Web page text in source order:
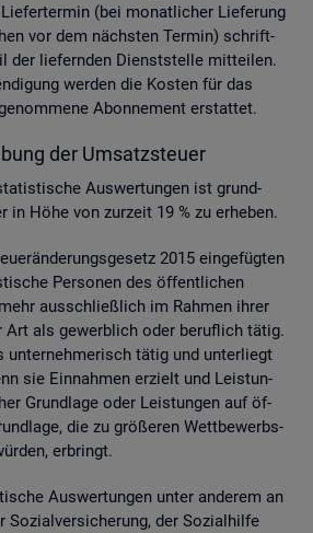
(bei mo­nat­li­cher Lie­fe­rung
vor dem nächs­ten Ter­min) schrift­
der lie­fern­den Dienst­stel­le mit­tei­len.
wer­den die Kos­ten für das
Abon­ne­ment er­stat­tet.
der Um­satz­steu­er
Aus­wer­tun­gen ist grund­
in Höhe von zur­zeit 19 % zu er­he­ben.
2015 ein­ge­füg­ten
Per­so­nen des öf­fent­li­chen
aus­schlie­ß­lich im Rah­men ihrer
Art als ge­werb­lich oder be­ruf­lich tätig.
un­ter­neh­me­risch tätig und un­ter­liegt
sie Ein­nah­men er­zielt und Leis­tun­
Grund­la­ge oder Leis­tun­gen auf öf­
die zu grö­ße­ren Wett­be­werbs­
er­bringt.
Aus­wer­tun­gen unter an­de­rem an
So­zi­al­ver­si­che­rung, der So­zi­al­hil­fe